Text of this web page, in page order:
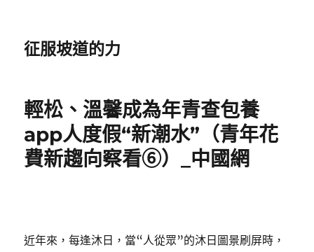
征服坡道的力
輕松、溫馨成為年青查包養
app人度假“新潮水”（青年花
費新趨向察看⑥）_中國網
近年來，每逢沐日，當“人從眾”的沐日圖景刷屏時，